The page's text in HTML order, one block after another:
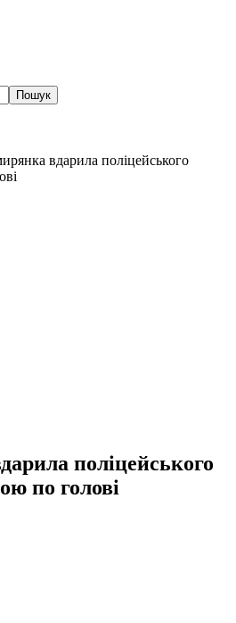
вдарила поліцейського
поліцейського
по голові